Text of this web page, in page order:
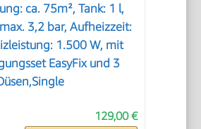
ca. 75m², Tank: 1 l,
3,2 bar, Aufheizzeit:
1.500 W, mit
EasyFix und 3
129,00 €